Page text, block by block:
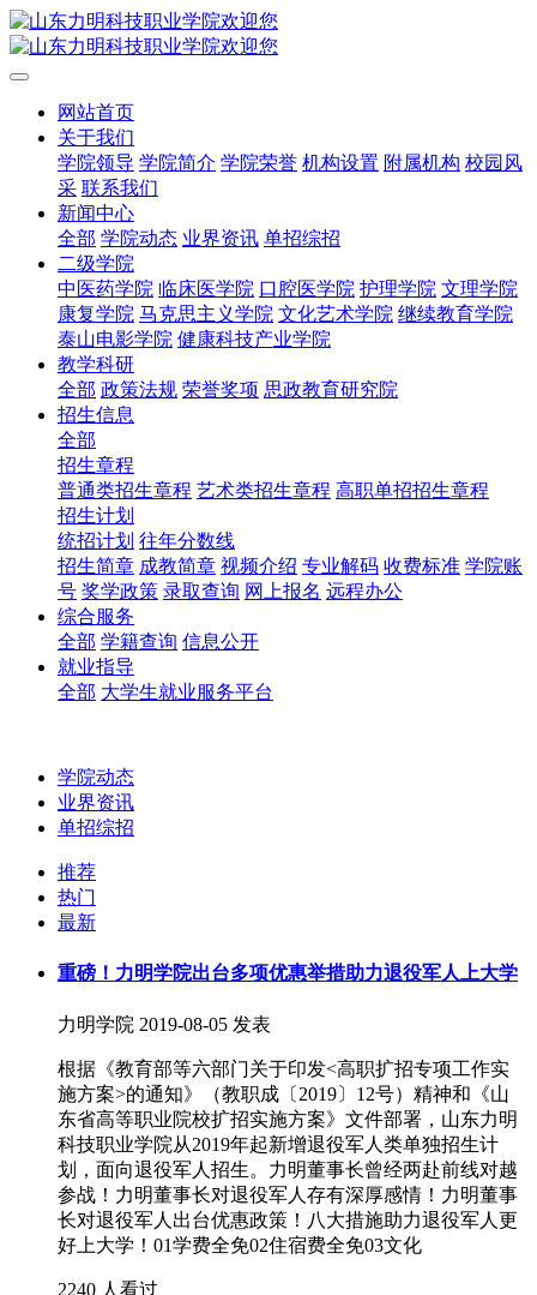
网站首页
关于我们
学院领导 学院简介 学院荣誉 机构设置 附属机构 校园风
采 联系我们
新闻中心
全部 学院动态 业界资讯 单招综招
二级学院
中医药学院 临床医学院 口腔医学院 护理学院 文理学院
康复学院 马克思主义学院 文化艺术学院 继续教育学院
泰山电影学院 健康科技产业学院
教学科研
全部 政策法规 荣誉奖项 思政教育研究院
招生信息
全部
招生章程
普通类招生章程 艺术类招生章程 高职单招招生章程
招生计划
统招计划 往年分数线
招生简章 成教简章 视频介绍 专业解码 收费标准 学院账
号 奖学政策 录取查询 网上报名 远程办公
综合服务
全部 学籍查询 信息公开
就业指导
全部 大学生就业服务平台
学院动态
业界资讯
单招综招
推荐
热门
最新
重磅！力明学院出台多项优惠举措助力退役军人上大学
力明学院 2019-08-05 发表
根据《教育部等六部门关于印发<高职扩招专项工作实
施方案>的通知》（教职成〔2019〕12号）精神和《山
东省高等职业院校扩招实施方案》文件部署，山东力明
科技职业学院从2019年起新增退役军人类单独招生计
划，面向退役军人招生。力明董事长曾经两赴前线对越
参战！力明董事长对退役军人存有深厚感情！力明董事
长对退役军人出台优惠政策！八大措施助力退役军人更
好上大学！01学费全免02住宿费全免03文化
2240 人看过